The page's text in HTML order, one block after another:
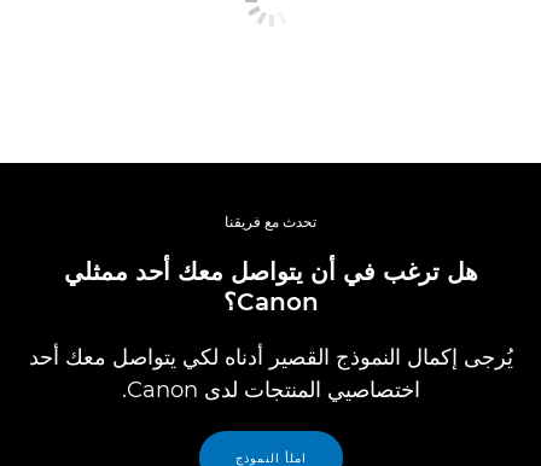
تحدث مع فريقنا
هل ترغب في أن يتواصل معك أحد ممثلي
Canon؟
يُرجى إكمال النموذج القصير أدناه لكي يتواصل معك أحد
اختصاصيي المنتجات لدى Canon.
املأ النموذج